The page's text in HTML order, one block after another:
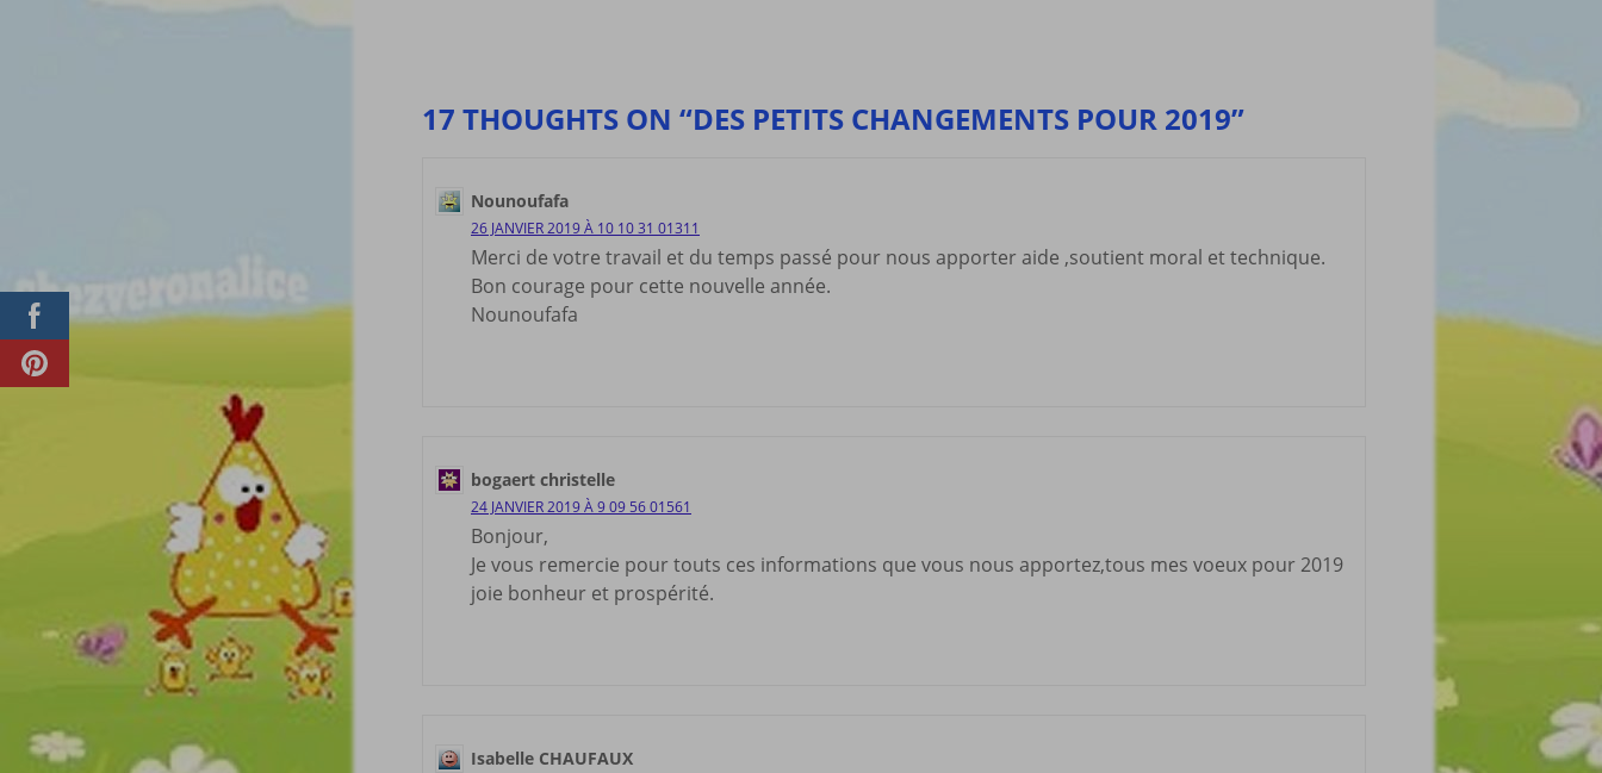
17 THOUGHTS ON “DES PETITS CHANGEMENTS POUR 2019”
Nounoufafa
26 JANVIER 2019 À 10 10 31 01311
Merci de votre travail et du temps passé pour nous apporter aide ,soutient moral et technique.
Bon courage pour cette nouvelle année.
Nounoufafa
bogaert christelle
24 JANVIER 2019 À 9 09 56 01561
Bonjour,
Je vous remercie pour touts ces informations que vous nous apportez,tous mes voeux pour 2019
joie bonheur et prospérité.
Isabelle CHAUFAUX